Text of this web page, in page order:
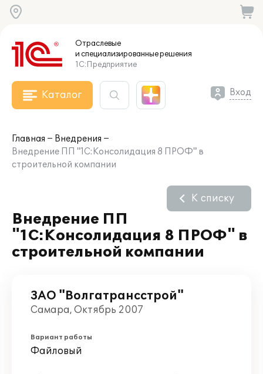
Отраслевые
и специализированныерешения
1С:Предприятие
Каталог Вход
Главная
Внедрения
Внедрение ПП "1С:Консолидация 8 ПРОФ" в
строительной компании
Внедрение ПП
"1С:Консолидация 8 ПРОФ" в
строительной компании
К списку
ЗАО "Волгатрансстрой"
Самара, Октябрь 2007
Вариант работы
Файловый